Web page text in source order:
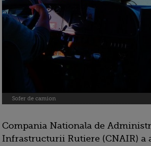
Sofer de camion
Compania Nationala de
Infrastructurii Rutiere (CNAIR) a